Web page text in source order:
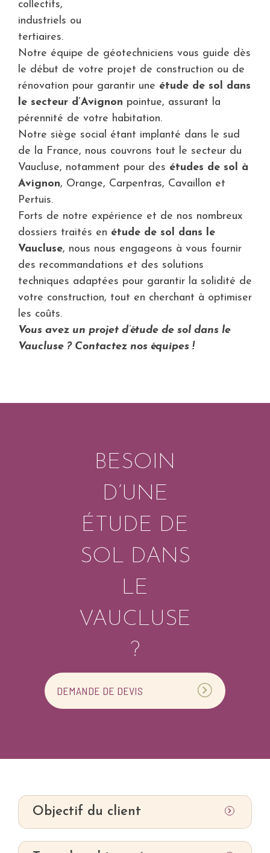
collectifs,
industriels ou
tertiaires.
Notre équipe de géotechniciens vous guide dès
le début de votre projet de construction ou de
rénovation pour garantir une étude de sol dans
le secteur d’Avignon pointue, assurant la
pérennité de votre habitation.
Notre siège social étant implanté dans le sud
de la France, nous couvrons tout le secteur du
Vaucluse, notamment pour des études de sol à
Avignon, Orange, Carpentras, Cavaillon et
Pertuis.
Forts de notre expérience et de nos nombreux
dossiers traités en étude de sol dans le
Vaucluse, nous nous engageons à vous fournir
des recommandations et des solutions
techniques adaptées pour garantir la solidité de
votre construction, tout en cherchant à optimiser
les coûts.
Vous avez un projet d’étude de sol dans le
Vaucluse ? Contactez nos équipes !
BESOIN
D’UNE
ÉTUDE DE
SOL DANS
LE
VAUCLUSE
?
DEMANDE DE DEVIS
Objectif du client